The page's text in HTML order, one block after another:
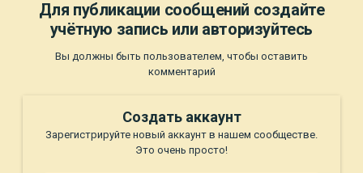
Для публикации сообщений создайте
учётную запись или авторизуйтесь
Вы должны быть пользователем, чтобы оставить
комментарий
Создать аккаунт
Зарегистрируйте новый аккаунт в нашем сообществе.
Это очень просто!